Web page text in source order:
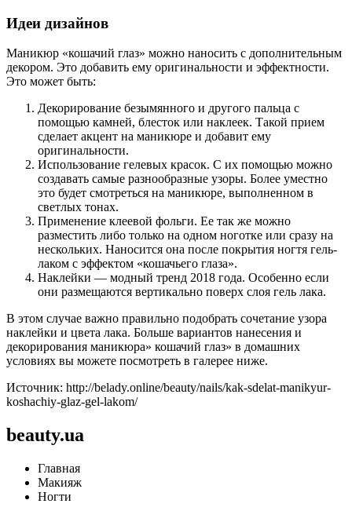
Идеи дизайнов
Маникюр «кошачий глаз» можно наносить с дополнительным
декором. Это добавить ему оригинальности и эффектности.
Это может быть:
Декорирование безымянного и другого пальца с
помощью камней, блесток или наклеек. Такой прием
сделает акцент на маникюре и добавит ему
оригинальности.
Использование гелевых красок. С их помощью можно
создавать самые разнообразные узоры. Более уместно
это будет смотреться на маникюре, выполненном в
светлых тонах.
Применение клеевой фольги. Ее так же можно
разместить либо только на одном ноготке или сразу на
нескольких. Наносится она после покрытия ногтя гель-
лаком с эффектом «кошачьего глаза».
Наклейки — модный тренд 2018 года. Особенно если
они размещаются вертикально поверх слоя гель лака.
В этом случае важно правильно подобрать сочетание узора
наклейки и цвета лака. Больше вариантов нанесения и
декорирования маникюра» кошачий глаз» в домашних
условиях вы можете посмотреть в галерее ниже.
Источник: http://belady.online/beauty/nails/kak-sdelat-manikyur-
koshachiy-glaz-gel-lakom/
beauty.ua
Главная
Макияж
Ногти